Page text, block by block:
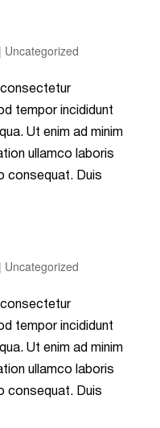
| Uncategorized
tempor incididunt
Ut enim ad minim
ullamco laboris
consequat. Duis
| Uncategorized
tempor incididunt
Ut enim ad minim
ullamco laboris
consequat. Duis